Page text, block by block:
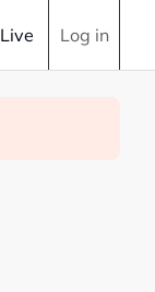
Live Log in